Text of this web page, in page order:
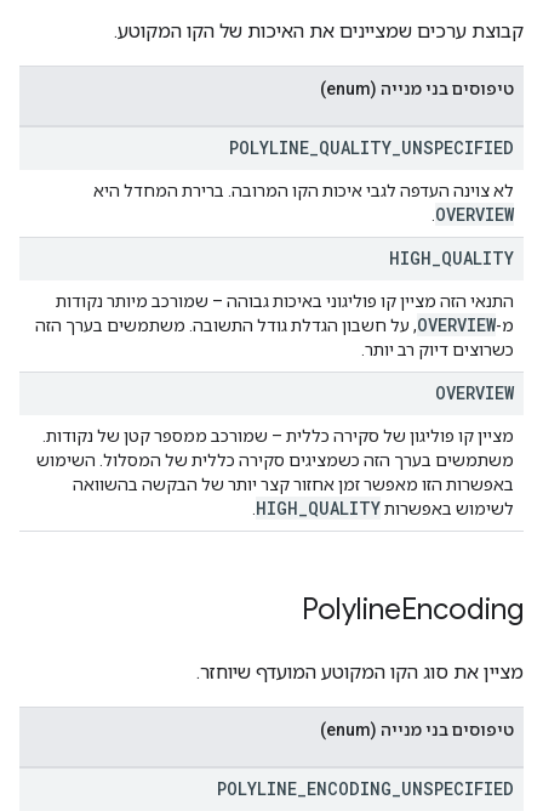
קבוצת ערכים שמציינים את האיכות של הקו המקוטע.
טיפוסים בני מנייה (enum)
POLYLINE QUALITY UNSPECIFIED
לא צוינה העדפה לגבי איכות הקו המרובה. ברירת המחדל היא
OVERVIEW
HIGH QUALITY
התנאי הזה מציין קו פוליגוני באיכות גבוהה – שמורכב מיותר נקודות
מ-OVERVIEW, על חשבון הגדלת גודל התשובה. משתמשים בערך הזה
כשרוצים דיוק רב יותר.
OVERVIEW
מציין קו פוליגון של סקירה כללית – שמורכב ממספר קטן של נקודות.
משתמשים בערך הזה כשמציגים סקירה כללית של המסלול. השימוש
באפשרות הזו מאפשר זמן אחזור קצר יותר של הבקשה בהשוואה
לשימוש באפשרות
HIGH QUALITY
PolylineEncoding
מציין את סוג הקו המקוטע המועדף שיוחזר.
טיפוסים בני מנייה (enum)
POLYLINE ENCODING UNSPECIFIED